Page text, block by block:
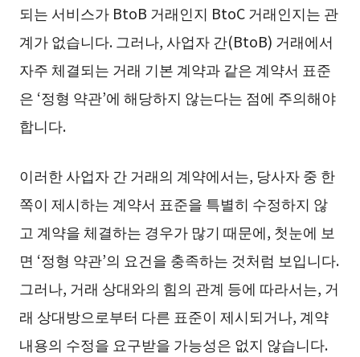
되는 서비스가 BtoB 거래인지 BtoC 거래인지는 관
계가 없습니다. 그러나, 사업자 간(BtoB) 거래에서
자주 체결되는 거래 기본 계약과 같은 계약서 표준
은 ‘정형 약관’에 해당하지 않는다는 점에 주의해야
합니다.
이러한 사업자 간 거래의 계약에서는, 당사자 중 한
쪽이 제시하는 계약서 표준을 특별히 수정하지 않
고 계약을 체결하는 경우가 많기 때문에, 첫눈에 보
면 ‘정형 약관’의 요건을 충족하는 것처럼 보입니다.
그러나, 거래 상대와의 힘의 관계 등에 따라서는, 거
래 상대방으로부터 다른 표준이 제시되거나, 계약
내용의 수정을 요구받을 가능성은 없지 않습니다.